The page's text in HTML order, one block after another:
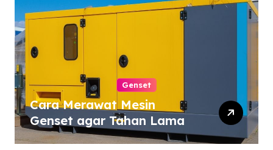
Genset
Cara Merawat Mesin
Genset agar Tahan Lama